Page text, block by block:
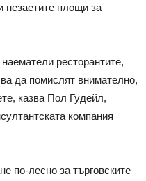
незаетите площи за
ресторантите,
да помислят внимателно,
казва Пол Гудейл,
компания
по-лесно за търговските